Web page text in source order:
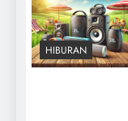
HIBURAN